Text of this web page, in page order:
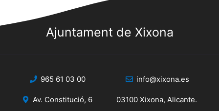
Ajuntament de Xixona
965 61 03 00 info@xixona.es
Av. Constitució, 6 03100 Xixona, Alicante.